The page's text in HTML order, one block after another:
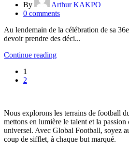
By
Arthur KAKPO
0 comments
Au lendemain de la célébration de sa
devoir prendre des déci...
Continue reading
1
2
Nous explorons les terrains de football
mettons en lumière le talent et la
universel. Avec Global Football, soyez
coup de sifflet, à chaque but marqué.